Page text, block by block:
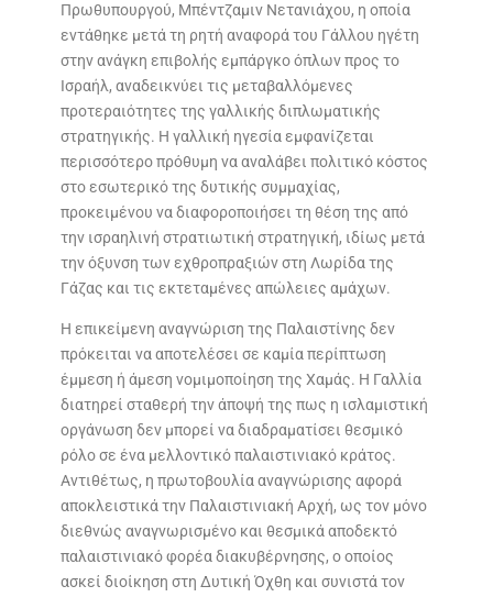
Πρωθυπουργού, Μπέντζαμιν Νετανιάχου, η οποία
εντάθηκε μετά τη ρητή αναφορά του Γάλλου ηγέτη
στην ανάγκη επιβολής εμπάργκο όπλων προς το
Ισραήλ, αναδεικνύει τις μεταβαλλόμενες
προτεραιότητες της γαλλικής διπλωματικής
στρατηγικής. Η γαλλική ηγεσία εμφανίζεται
περισσότερο πρόθυμη να αναλάβει πολιτικό κόστος
στο εσωτερικό της δυτικής συμμαχίας,
προκειμένου να διαφοροποιήσει τη θέση της από
την ισραηλινή στρατιωτική στρατηγική, ιδίως μετά
την όξυνση των εχθροπραξιών στη Λωρίδα της
Γάζας και τις εκτεταμένες απώλειες αμάχων.
Η επικείμενη αναγνώριση της Παλαιστίνης δεν
πρόκειται να αποτελέσει σε καμία περίπτωση
έμμεση ή άμεση νομιμοποίηση της Χαμάς. Η Γαλλία
διατηρεί σταθερή την άποψή της πως η ισλαμιστική
οργάνωση δεν μπορεί να διαδραματίσει θεσμικό
ρόλο σε ένα μελλοντικό παλαιστινιακό κράτος.
Αντιθέτως, η πρωτοβουλία αναγνώρισης αφορά
αποκλειστικά την Παλαιστινιακή Αρχή, ως τον μόνο
διεθνώς αναγνωρισμένο και θεσμικά αποδεκτό
παλαιστινιακό φορέα διακυβέρνησης, ο οποίος
ασκεί διοίκηση στη Δυτική Όχθη και συνιστά τον